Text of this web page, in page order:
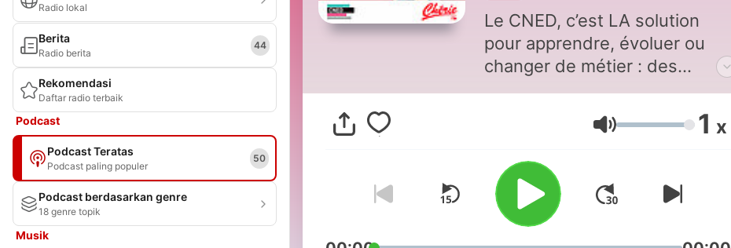
Radio lokal
Berita
Radio berita
44
Rekomendasi
Daftar radio terbaik
Podcast
Podcast Teratas
Podcast paling populer
50
Podcast berdasarkan genre
18 genre topik
Musik
Le CNED, c’est LA solution
pour apprendre, évoluer ou
changer de métier : des
formations à distance, pour
une nouvelle vie ! Nos témoins
vous font découvrir les
coulisses de la formation
professionnelle à distance et
bénéficier de leurs conseils
aguerris.
Volume 1 x